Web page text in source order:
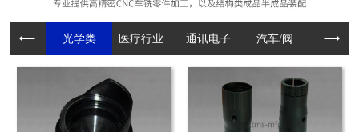
光学类 医疗行业... 通讯电子... 汽车/阀... 电动工